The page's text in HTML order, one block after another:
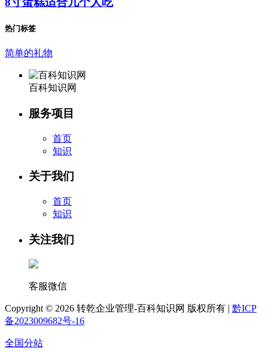
热门标签
简单的礼物
百科知识网
服务项目
首页
知识
关于我们
首页
知识
关注我们
客服微信
Copyright © 2026 转乾企业管理-百科知识网 版权所有 | 黔ICP
备2023009682号-16
全国分站